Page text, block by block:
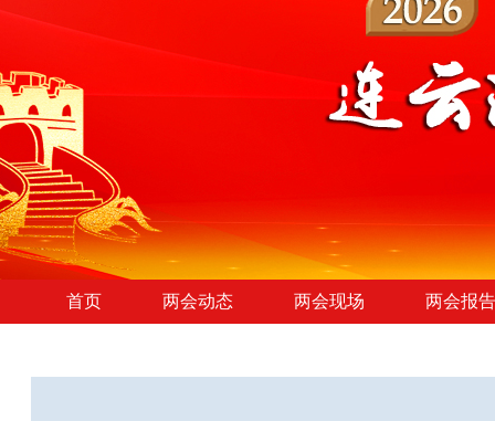
首页 两会动态 两会现场 两会报告